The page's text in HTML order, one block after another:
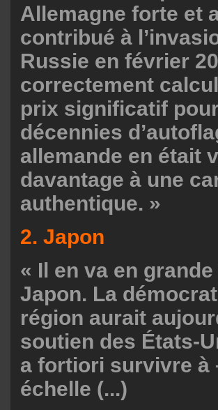
Allemagne forte et
contribué à
Russie en février
correctement
prix significatif
décennies
allemande en était
davantage à une
authentique. »
2. Japon
« Il en va en
Japon. La
région aurait
soutien des États-
a fortiori survivre à
échelle (...)